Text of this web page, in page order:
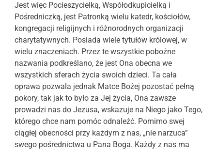
Jest więc Pocieszycielką, Współodkupicielką i
Pośredniczką, jest Patronką wielu katedr, kościołów,
kongregacji religijnych i różnorodnych organizacji
charytatywnych. Posiada wiele tytułów królowej, w
wielu znaczeniach. Przez te wszystkie pobożne
nazwania podkreślano, że jest Ona obecna we
wszystkich sferach życia swoich dzieci. Ta cała
oprawa pozwala jednak Matce Bożej pozostać pełną
pokory, tak jak to było za Jej życia, Ona zawsze
prowadzi nas do Jezusa, wskazuje na Niego jako Tego,
którego chce nam pomóc odnaleźć. Pomimo swej
ciągłej obecności przy każdym z nas, „nie narzuca”
swego pośrednictwa u Pana Boga. Każdy z nas ma